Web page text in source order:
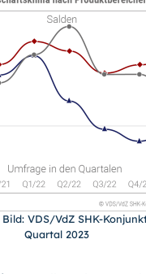
VDS/VdZ SHK-
Quartal 2023